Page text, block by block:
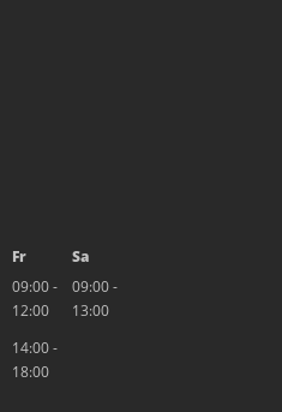
Fr
Sa
09:00 -
12:00
09:00 -
13:00
14:00 -
18:00